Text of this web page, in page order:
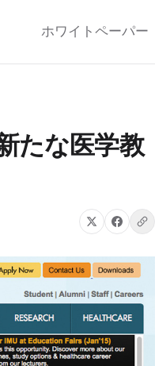
ホワイトペーパー
たな医学教